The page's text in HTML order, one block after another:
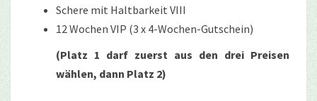
Schere mit Haltbarkeit VIII
12 Wochen VIP (3 x 4-Wochen-Gutschein)
(Platz 1 darf zuerst aus den drei Preisen
wählen, dann Platz 2)